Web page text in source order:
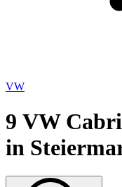
VW
9 VW
in